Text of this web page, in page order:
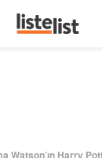
Watson’ın Harry